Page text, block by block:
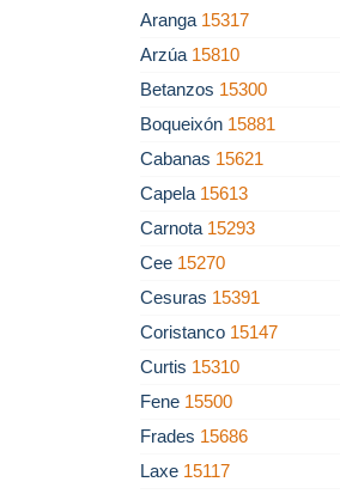
Aranga 15317
Arzúa 15810
Betanzos 15300
Boqueixón 15881
Cabanas 15621
Capela 15613
Carnota 15293
Cee 15270
Cesuras 15391
Coristanco 15147
Curtis 15310
Fene 15500
Frades 15686
Laxe 15117